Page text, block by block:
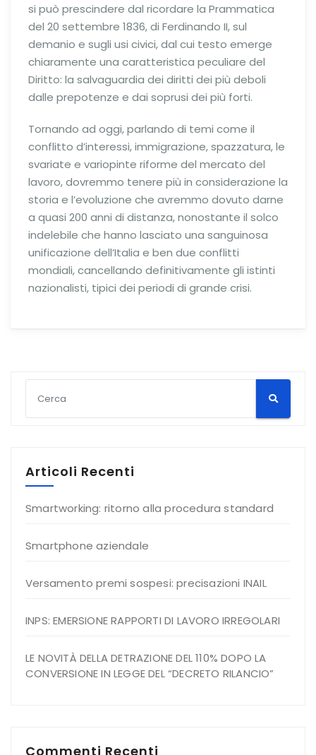
si può prescindere dal ricordare la Prammatica
del 20 settembre 1836, di Ferdinando II, sul
demanio e sugli usi civici, dal cui testo emerge
chiaramente una caratteristica peculiare del
Diritto: la salvaguardia dei diritti dei più deboli
dalle prepotenze e dai soprusi dei più forti.
Tornando ad oggi, parlando di temi come il
conflitto d’interessi, immigrazione, spazzatura, le
svariate e variopinte riforme del mercato del
lavoro, dovremmo tenere più in considerazione la
storia e l’evoluzione che avremmo dovuto darne
a quasi 200 anni di distanza, nonostante il solco
indelebile che hanno lasciato una sanguinosa
unificazione dell’Italia e ben due conflitti
mondiali, cancellando definitivamente gli istinti
nazionalisti, tipici dei periodi di grande crisi.
Articoli Recenti
Smartworking: ritorno alla procedura standard
Smartphone aziendale
Versamento premi sospesi: precisazioni INAIL
INPS: EMERSIONE RAPPORTI DI LAVORO IRREGOLARI
LE NOVITÀ DELLA DETRAZIONE DEL 110% DOPO LA
CONVERSIONE IN LEGGE DEL “DECRETO RILANCIO”
Commenti Recenti